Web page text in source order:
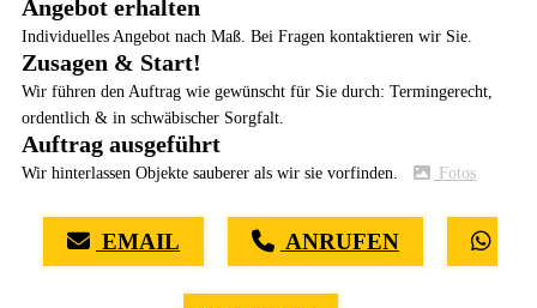
Angebot erhalten
Individuelles Angebot nach Maß. Bei Fragen kontaktieren wir Sie.
Zusagen & Start!
Wir führen den Auftrag wie gewünscht für Sie durch: Termingerecht,
ordentlich & in schwäbischer Sorgfalt.
Auftrag ausgeführt
Wir hinterlassen Objekte sauberer als wir sie vorfinden. Fotos
EMAIL ANRUFEN